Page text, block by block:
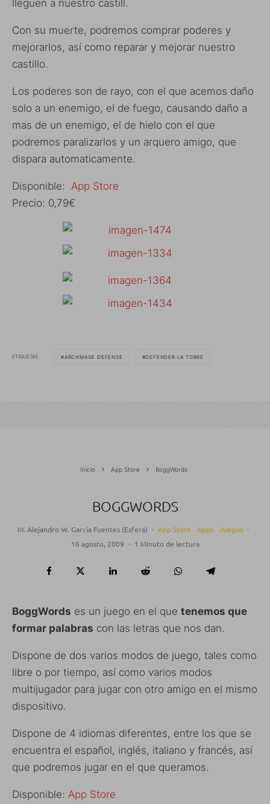
lleguen a nuestro castill.
Con su muerte, podremos comprar poderes y
mejorarlos, así como reparar y mejorar nuestro
castillo.
Los poderes son de rayo, con el que acemos daño
solo a un enemigo, el de fuego, causando daño a
mas de un enemigo, el de hielo con el que
podremos paralizarlos y un arquero amigo, que
dispara automaticamente.
Disponible: App Store
Precio: 0,79€
ETIQUETAS ARCHMAGE DEFENSE DEFENDER LA TORRE
Inicio App Store BoggWords
BOGGWORDS
M. Alejandro W. García Fuentes (Esfera) · App Store Apps Juegos ·
16 agosto, 2009 · 1 Minuto de lectura
BoggWords es un juego en el que tenemos que
formar palabras con las letras que nos dan.
Dispone de dos varios modos de juego, tales como
libre o por tiempo, así como varios modos
multijugador para jugar con otro amigo en el mismo
dispositivo.
Dispone de 4 idiomas diferentes, entre los que se
encuentra el español, inglés, italiano y francés, así
que podremos jugar en el que queramos.
Disponible: App Store